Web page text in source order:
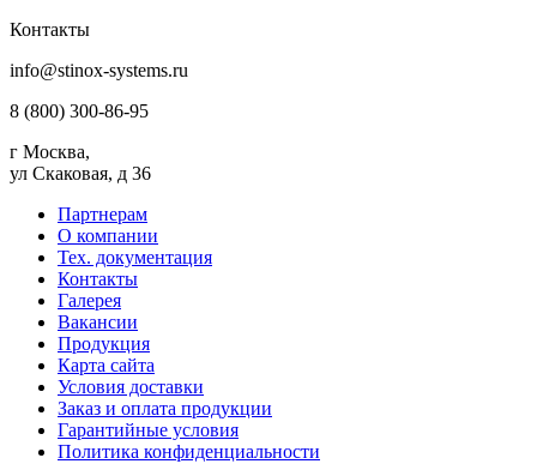
Контакты
info@stinox-systems.ru
8 (800) 300-86-95
г Москва,
ул Скаковая, д 36
Партнерам
О компании
Тех. документация
Контакты
Галерея
Вакансии
Продукция
Карта сайта
Условия доставки
Заказ и оплата продукции
Гарантийные условия
Политика конфиденциальности